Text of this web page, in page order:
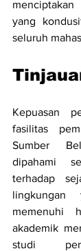
menciptakan
yang
seluruh
Kepuasan
fasilitas
Sumber
dipahami
terhadap
lingkungan
memenuhi
akademik
studi